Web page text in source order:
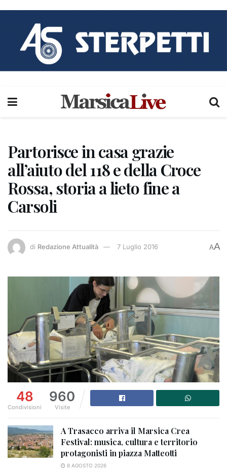
Partorisce in casa grazie
all’aiuto del 118 e della Croce
Rossa, storia a lieto fine a
Carsoli
di Redazione Attualità 7 Luglio 2016 AA
48
Condivisioni
960
Visite
A Trasacco arriva il Marsica Crea
Festival: musica, cultura e territorio
protagonisti in piazza Matteotti
8 AGOSTO 2026